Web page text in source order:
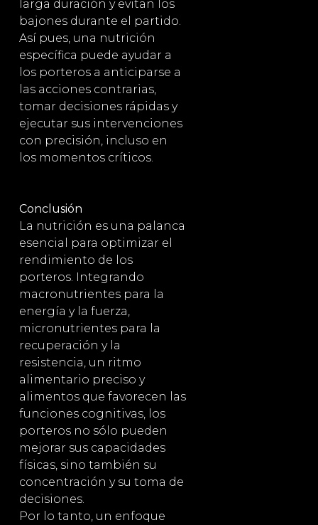
larga duración y evitan los
bajones durante el partido.
Así pues, una nutrición
específica puede ayudar a
los porteros a anticiparse a
las acciones contrarias,
tomar decisiones rápidas y
ejecutar sus intervenciones
con precisión, incluso en
los momentos críticos.
Conclusión
La nutrición es una palanca
esencial para optimizar el
rendimiento de los
porteros. Integrando
macronutrientes para la
energía y la fuerza,
micronutrientes para la
recuperación y la
resistencia, un ritmo
alimentario preciso y
alimentos que favorecen las
funciones cognitivas, los
porteros no sólo pueden
mejorar sus capacidades
físicas, sino también su
concentración y su toma de
decisiones.
Por lo tanto, un enfoque